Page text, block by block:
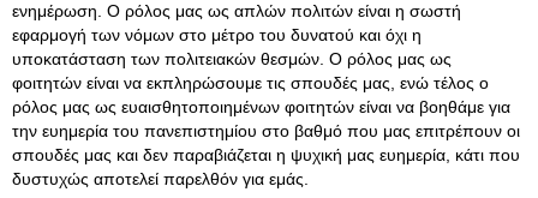
ενημέρωση. Ο ρόλος μας ως απλών πολιτών είναι η σωστή
εφαρμογή των νόμων στο μέτρο του δυνατού και όχι η
υποκατάσταση των πολιτειακών θεσμών. Ο ρόλος μας ως
φοιτητών είναι να εκπληρώσουμε τις σπουδές μας, ενώ τέλος ο
ρόλος μας ως ευαισθητοποιημένων φοιτητών είναι να βοηθάμε για
την ευημερία του πανεπιστημίου στο βαθμό που μας επιτρέπουν οι
σπουδές μας και δεν παραβιάζεται η ψυχική μας ευημερία, κάτι που
δυστυχώς αποτελεί παρελθόν για εμάς.